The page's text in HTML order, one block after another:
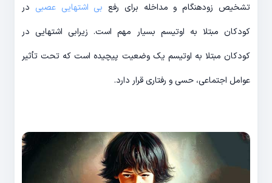
تشخیص زودهنگام و مداخله برای رفع بی اشتهایی عصبی در
کودکان مبتلا به اوتیسم بسیار مهم است. زیرابی اشتهایی در
کودکان مبتلا به اوتیسم یک وضعیت پیچیده است که تحت تأثیر
عوامل اجتماعی، حسی و رفتاری قرار دارد.